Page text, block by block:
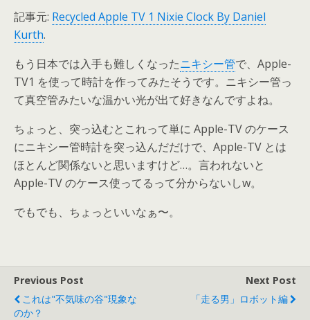
記事元: Recycled Apple TV 1 Nixie Clock By Daniel
Kurth.
もう日本では入手も難しくなったニキシー管で、Apple-
TV1 を使って時計を作ってみたそうです。ニキシー管っ
て真空管みたいな温かい光が出て好きなんですよね。
ちょっと、突っ込むとこれって単に Apple-TV のケース
にニキシー管時計を突っ込んだだけで、Apple-TV とは
ほとんど関係ないと思いますけど…。言われないと
Apple-TV のケース使ってるって分からないしw。
でもでも、ちょっといいなぁ〜。
Previous Post
これは"不気味の谷"現象な
のか？
Next Post
「走る男」ロボット編